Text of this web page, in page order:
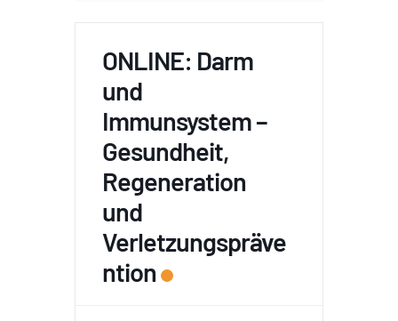
ONLINE: Darm
und
Immunsystem –
Gesundheit,
Regeneration
und
Verletzungspräve
ntion